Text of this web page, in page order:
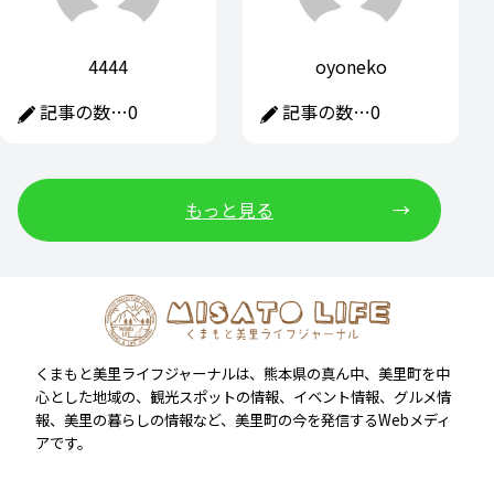
4444
記事の数…0
oyoneko
記事の数…0
もっと見る
くまもと美里ライフジャーナルは、熊本県の真ん中、美里町を中
心とした地域の、観光スポットの情報、イベント情報、グルメ情
報、美里の暮らしの情報など、美里町の今を発信するWebメディ
アです。